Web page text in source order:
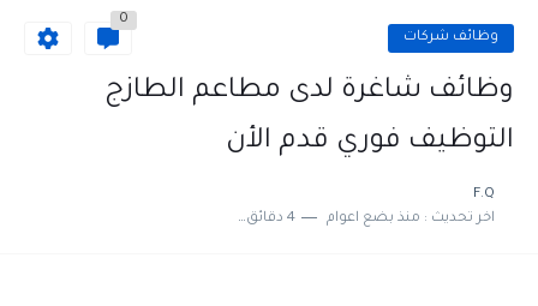
مطلوب عامل نظافة عدد 2 بدوام كامل او جزئي في... وظائف شركات
0
وظائف شاغرة لدى مطاعم الطازج
التوظيف فوري قدم الأن
F.Q
اخر تحديث : منذ بضع اعوام 4 دقائق للقراءة